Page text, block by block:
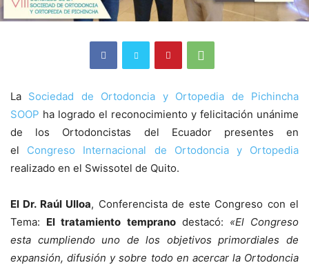
La Sociedad de Ortodoncia y Ortopedia de Pichincha
SOOP ha logrado el reconocimiento y felicitación unánime
de los Ortodoncistas del Ecuador presentes en
el Congreso Internacional de Ortodoncia y Ortopedia
realizado en el Swissotel de Quito.
El Dr. Raúl Ulloa, Conferencista de este Congreso con el
Tema: El tratamiento tempranodestacó: «El Congreso
esta cumpliendo uno de los objetivos primordiales de
expansión, difusión y sobre todo en acercar la Ortodoncia